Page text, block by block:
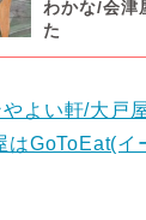
わかな/会津
た
よい軒/大戸
はGoToEat(イ